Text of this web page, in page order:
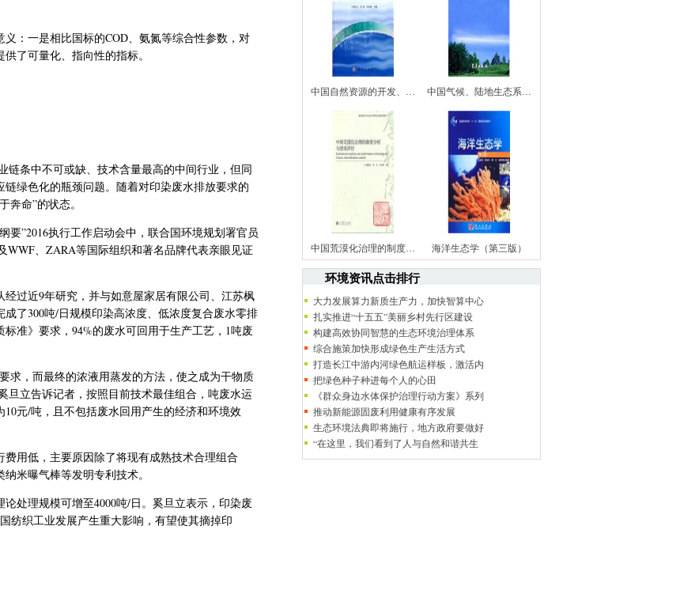
：一是相比国标的COD、氨氮等综合性参数，对
了可量化、指向性的指标。
链条中不可或缺、技术含量最高的中间行业，但同
绿色化的瓶颈问题。随着对印染废水排放要求的
奔命”的状态。
要”2016执行工作启动会中，联合国环境规划署官员
WWF、ZARA等国际组织和著名品牌代表亲眼见证
过近9年研究，并与如意屋家居有限公司、江苏枫
了300吨/日规模印染高浓度、低浓度复合废水零排
准》要求，94%的废水可回用于生产工艺，1吨废
求，而最终的浓液用蒸发的方法，使之成为干物质
旦立告诉记者，按照目前技术最佳组合，吨废水运
元/吨，且不包括废水回用产生的经济和环境效
用低，主要原因除了将现有成熟技术合理组合
米曝气棒等发明专利技术。
处理规模可增至4000吨/日。奚旦立表示，印染废
纺织工业发展产生重大影响，有望使其摘掉印
中国自然资源的开发、… 中国气候、陆地生态系…
中国荒漠化治理的制度… 海洋生态学（第三版）
环境资讯点击排行
大力发展算力新质生产力，加快智算中心
扎实推进“十五五”美丽乡村先行区建设
构建高效协同智慧的生态环境治理体系
综合施策加快形成绿色生产生活方式
打造长江中游内河绿色航运样板，激活内
把绿色种子种进每个人的心田
《群众身边水体保护治理行动方案》系列
推动新能源固废利用健康有序发展
生态环境法典即将施行，地方政府要做好
“在这里，我们看到了人与自然和谐共生